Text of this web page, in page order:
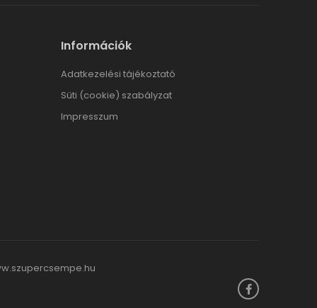
Információk
Adatkezelési tájékoztató
Süti (cookie) szabályzat
Impresszum